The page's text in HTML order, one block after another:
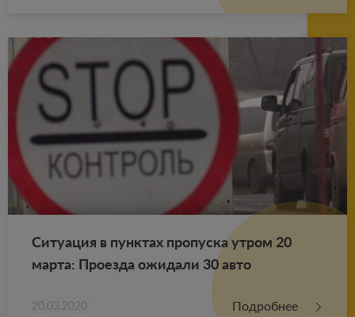
Си­ту­а­ция в пунк­тах про­пус­ка утром 20
марта: Про­ез­да ожи­да­ли 30 авто
20.03.2020 Подробнее